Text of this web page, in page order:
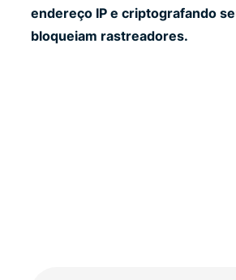
endereço IP e criptografando
bloqueiam rastreadores.